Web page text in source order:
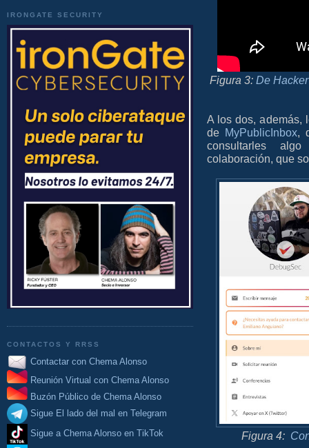
IRONGATE SECURITY
CONTACTOS Y RRSS
Contactar con Chema Alonso
Reunión Virtual con Chema Alonso
Buzón Público de Chema Alonso
Sigue El lado del mal en Telegram
Sigue a Chema Alonso en TikTok
Figura 3: De
A los dos, además,
de MyPublicInbox,
consultarles
colaboración, que
Figura 4: